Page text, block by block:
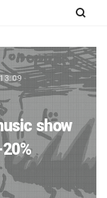
show